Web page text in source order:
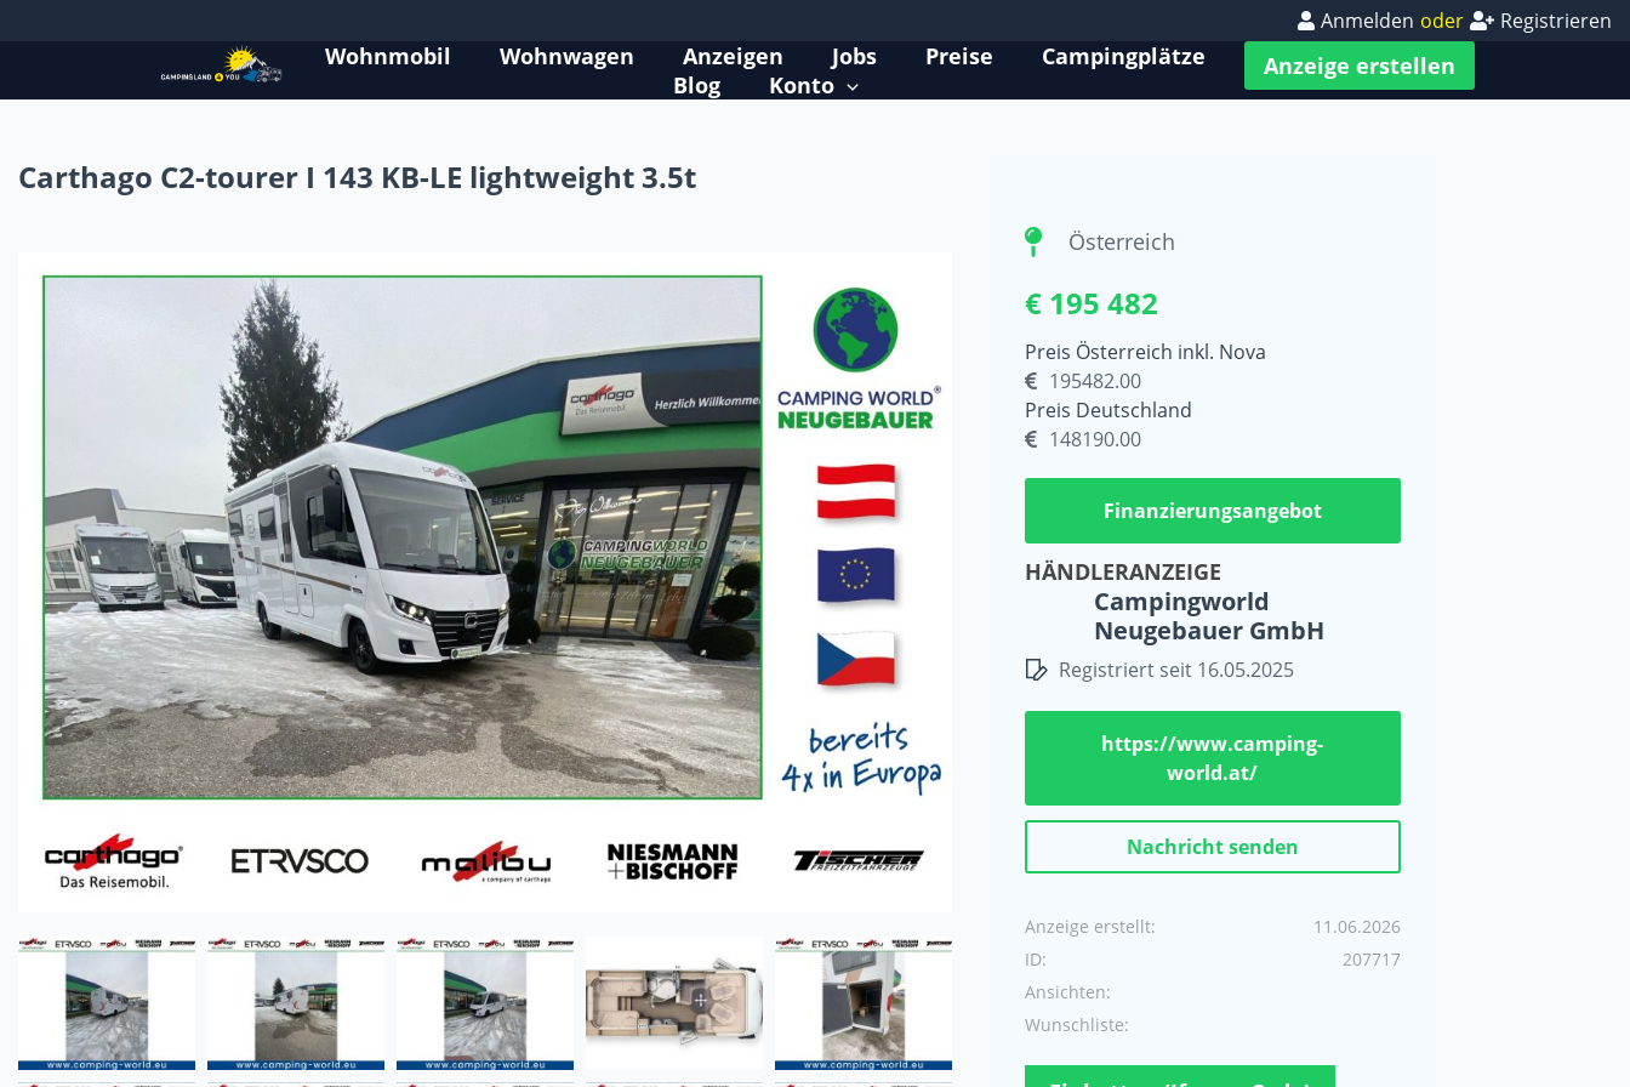
Anmelden oder Registrieren
Wohnmobil Wohnwagen Anzeigen Jobs Preise
Campingplätze
Blog
Konto
Anzeige erstellen
Carthago C2-tourer I 143 KB-LE lightweight 3.5t
Österreich
€ 195 482
Preis Österreich inkl. Nova
195482.00
Preis Deutschland
148190.00
Finanzierungsangebot
HÄNDLERANZEIGE
Campingworld
Neugebauer GmbH
Registriert seit 16.05.2025
https://www.camping-
world.at/
Nachricht senden
Anzeige erstellt:
11.06.2026
ID:
207717
Ansichten:
Wunschliste: